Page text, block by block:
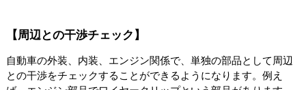
【周辺との干渉チェック】
自動車の外装、内装、エンジン関係で、単独の部品として周辺
との干渉をチェックすることができるようになります。例え